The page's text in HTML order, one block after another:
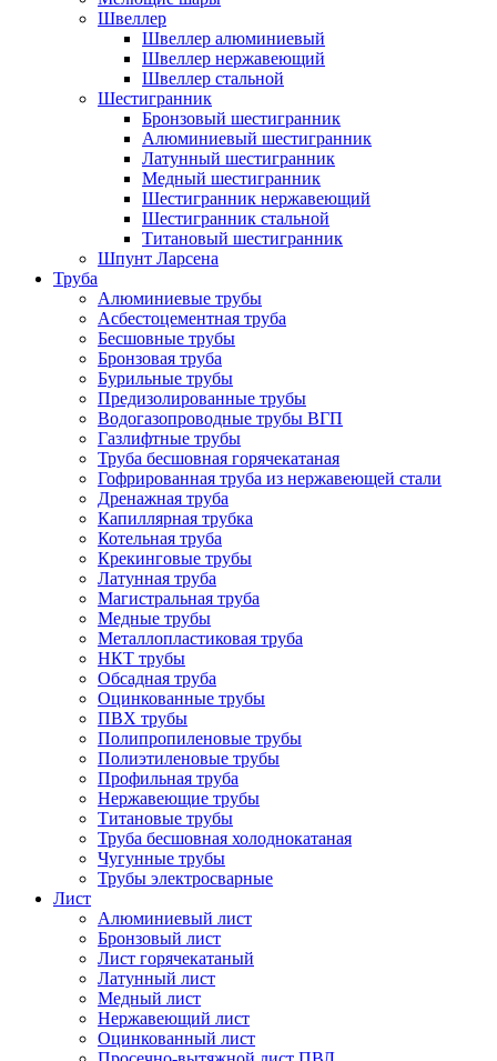
Швеллер
Швеллер алюминиевый
Швеллер нержавеющий
Швеллер стальной
Шестигранник
Бронзовый шестигранник
Алюминиевый шестигранник
Латунный шестигранник
Медный шестигранник
Шестигранник нержавеющий
Шестигранник стальной
Титановый шестигранник
Шпунт Ларсена
Труба
Алюминиевые трубы
Асбестоцементная труба
Бесшовные трубы
Бронзовая труба
Бурильные трубы
Предизолированные трубы
Водогазопроводные трубы ВГП
Газлифтные трубы
Труба бесшовная горячекатаная
Гофрированная труба из нержавеющей стали
Дренажная труба
Капиллярная трубка
Котельная труба
Крекинговые трубы
Латунная труба
Магистральная труба
Медные трубы
Металлопластиковая труба
НКТ трубы
Обсадная труба
Оцинкованные трубы
ПВХ трубы
Полипропиленовые трубы
Полиэтиленовые трубы
Профильная труба
Нержавеющие трубы
Титановые трубы
Труба бесшовная холоднокатаная
Чугунные трубы
Трубы электросварные
Лист
Алюминиевый лист
Бронзовый лист
Лист горячекатаный
Латунный лист
Медный лист
Нержавеющий лист
Оцинкованный лист